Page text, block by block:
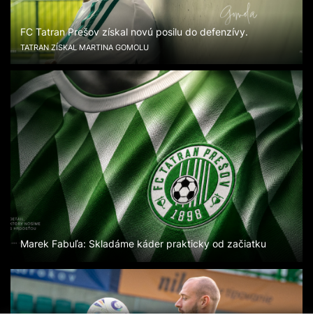
FC Tatran Prešov získal novú posilu do defenzívy.
TATRAN ZÍSKAL MARTINA GOMOLU
Marek Fabuľa: Skladáme káder prakticky od začiatku